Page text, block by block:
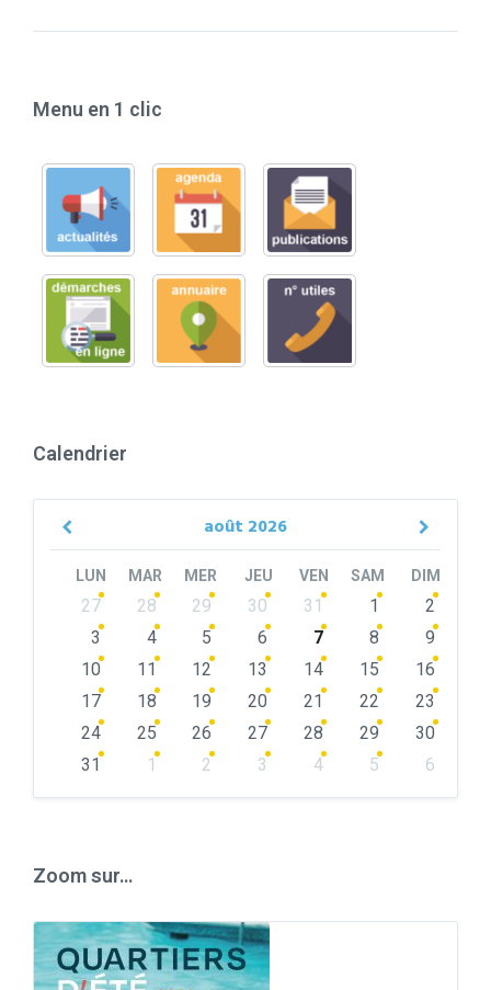
Menu en 1 clic
Calendrier
août 2026
Previous
LUN MAR MER JEU VEN SAM DIM
Skip
calendar
27 28 29 30 31 1
2
3
4 5 6 7 8
9
10
11 12 13 14 15
16
17
18 19 20 21 22
23
24
25 26 27 28 29
30
31
1 2 3 4 5
6
Zoom sur…